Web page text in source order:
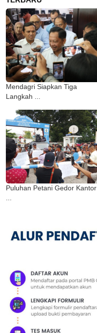
Mendagri Siapkan Tiga
Langkah ...
Puluhan Petani Gedor Kantor